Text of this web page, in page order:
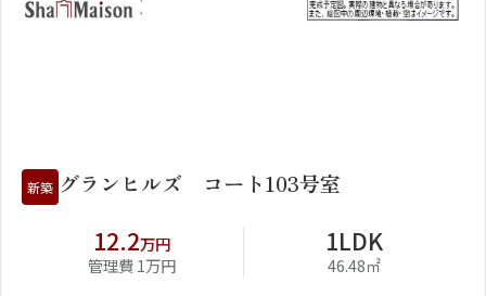
新築 グランヒルズ コート103号室
12.2万円
管理費 1万円
1LDK
46.48㎡